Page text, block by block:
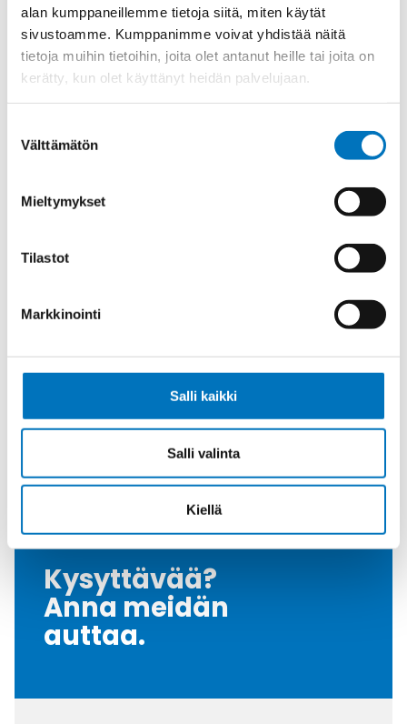
alan kumppaneillemme tietoja siitä, miten käytät
sivustoamme. Kumppanimme voivat yhdistää näitä
tietoja muihin tietoihin, joita olet antanut heille tai joita on
kerätty, kun olet käyttänyt heidän palvelujaan.
valinta
Välttämätön
Mieltymykset
Tilastot
Markkinointi
Salli kaikki
Salli valinta
Kiellä
Max [C]
Käyttölämpötila
'-40°C to +100°C
O-Rengas
Kotelointiluokka
IP 68 – 10 bar;IP 69 K
[Mm]
20
GL;NEMA;Bahnzulassung;cUR
Kaapelille Mm
3 - 7 mm
[Mm]
7
NBR
5
Myyntierä
50
Kysyttävää?
Anna meidän
auttaa.